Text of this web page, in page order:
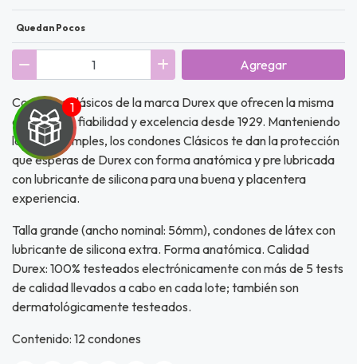
correo y
por
Quedan Pocos
Agregar
Condones clásicos de la marca Durex que ofrecen la misma
durabilidad, fiabilidad y excelencia desde 1929. Manteniendo
las cosas simples, los condones Clásicos te dan la protección
que esperas de Durex con forma anatómica y pre lubricada
con lubricante de silicona para una buena y placentera
experiencia.
Talla grande (ancho nominal: 56mm), condones de látex con
lubricante de silicona extra. Forma anatómica. Calidad
Durex: 100% testeados electrónicamente con más de 5 tests
de calidad llevados a cabo en cada lote; también son
dermatológicamente testeados.
Contenido: 12 condones